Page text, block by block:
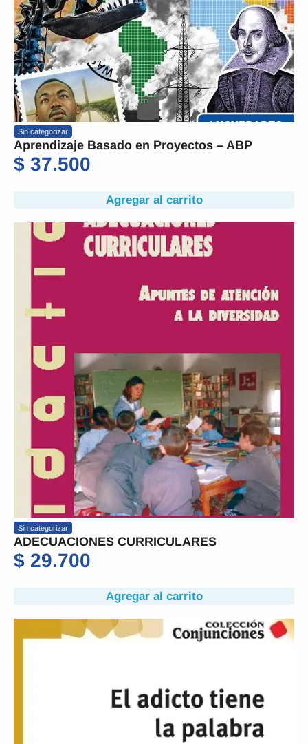
Sin categorizar
Aprendizaje Basado en Proyectos – ABP
$ 37.500
Agregar al carrito
Sin categorizar
ADECUACIONES CURRICULARES
$ 29.700
Agregar al carrito